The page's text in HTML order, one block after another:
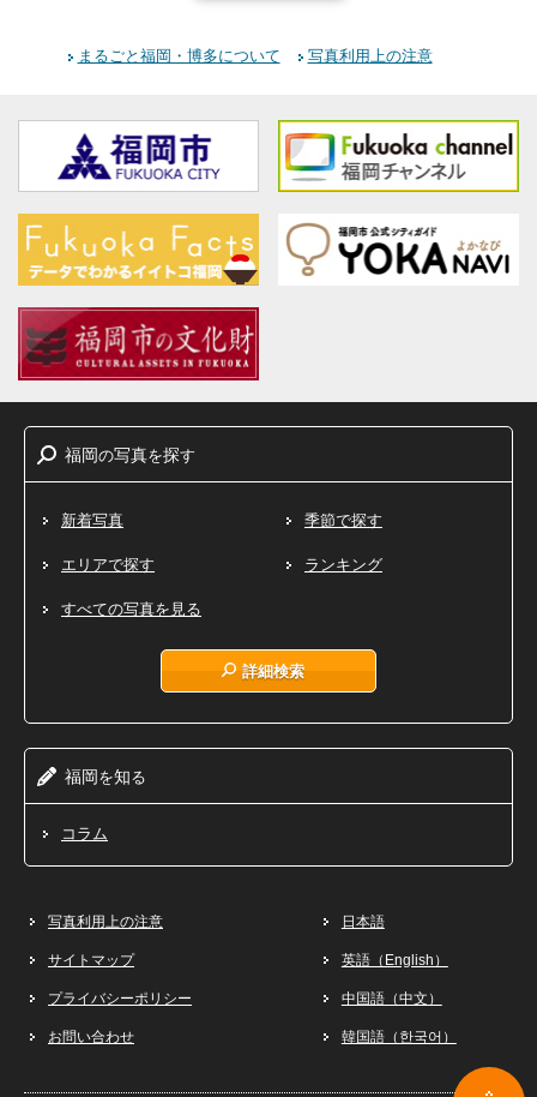
まるごと福岡・博多について 写真利用上の注意
福岡の写真を探す
新着写真 季節で探す
エリアで探す ランキング
すべての写真を見る
詳細検索
福岡を知る
コラム
写真利用上の注意
サイトマップ
プライバシーポリシー
お問い合わせ
日本語
英語（English）
中国語（中文）
韓国語（한국어）